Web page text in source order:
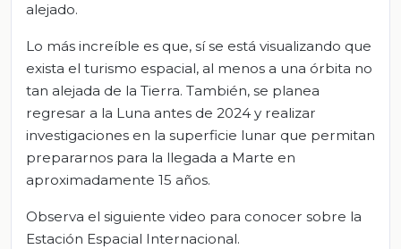
alejado.
Lo más increíble es que, sí se está visualizando que
exista el turismo espacial, al menos a una órbita no
tan alejada de la Tierra. También, se planea
regresar a la Luna antes de 2024 y realizar
investigaciones en la superficie lunar que permitan
prepararnos para la llegada a Marte en
aproximadamente 15 años.
Observa el siguiente video para conocer sobre la
Estación Espacial Internacional.